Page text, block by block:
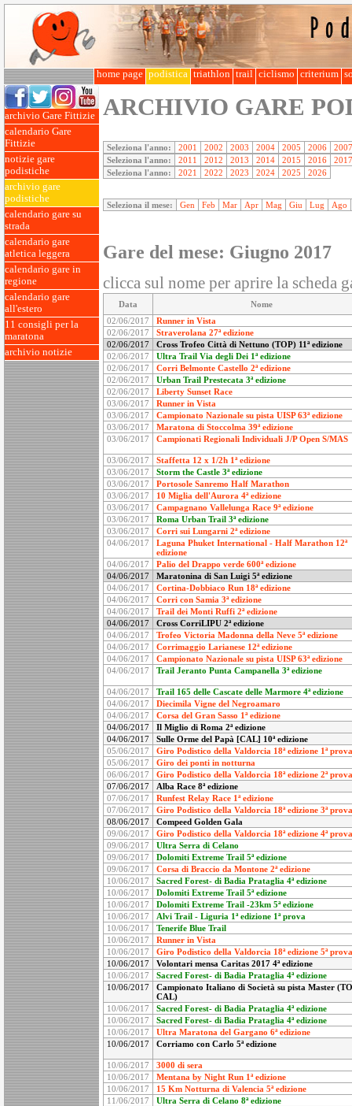
home page podistica triathlon trail ciclismo criterium
archivio Gare Fittizie
calendario Gare
Fittizie
notizie gare
podistiche
archivio gare
podistiche
calendario gare su
strada
calendario gare
atletica leggera
calendario gare in
regione
calendario gare
all'estero
11 consigli per la
maratona
archivio notizie
ARCHIVIO GARE
Seleziona l'anno: 2001 2002 2003 2004 2005 2006
2007
Seleziona l'anno:
2011 2012 2013 2014 2015 2016
2017
Seleziona l'anno:
2021 2022 2023 2024 2025 2026
Seleziona il mese: Gen Feb Mar Apr Mag Giu Lug Ago
Gare del mese: Giugno 2017
clicca sul nome per aprire la scheda
Data
Nome
02/06/2017
Runner in Vista
02/06/2017
Straverolana 27ª edizione
02/06/2017
Cross Trofeo Città di Nettuno (TOP) 11ª edizione
02/06/2017
Ultra Trail Via degli Dei 1ª edizione
02/06/2017
Corri Belmonte Castello 2ª edizione
02/06/2017
Urban Trail Prestecata 3ª edizione
02/06/2017
Liberty Sunset Race
03/06/2017
Runner in Vista
03/06/2017
Campionato Nazionale su pista UISP 63ª edizione
03/06/2017
Maratona di Stoccolma 39ª edizione
03/06/2017
Campionati Regionali Individuali J/P Open S/MAS
03/06/2017
Staffetta 12 x 1/2h 1ª edizione
03/06/2017
Storm the Castle 3ª edizione
03/06/2017
Portosole Sanremo Half Marathon
03/06/2017
10 Miglia dell'Aurora 4ª edizione
03/06/2017
Campagnano Vallelunga Race 9ª edizione
03/06/2017
Roma Urban Trail 3ª edizione
03/06/2017
Corri sui Lungarni 2ª edizione
04/06/2017
Laguna Phuket International - Half Marathon 12ª
edizione
04/06/2017
Palio del Drappo verde 600ª edizione
04/06/2017
Maratonina di San Luigi 5ª edizione
04/06/2017
Cortina-Dobbiaco Run 18ª edizione
04/06/2017
Corri con Samia 3ª edizione
04/06/2017
Trail dei Monti Ruffi 2ª edizione
04/06/2017
Cross CorriLIPU 2ª edizione
04/06/2017
Trofeo Victoria Madonna della Neve 5ª edizione
04/06/2017
Corrimaggio Larianese 12ª edizione
04/06/2017
Campionato Nazionale su pista UISP 63ª edizione
04/06/2017
Trail Jeranto Punta Campanella 3ª edizione
04/06/2017
Trail 165 delle Cascate delle Marmore 4ª edizione
04/06/2017
Diecimila Vigne del Negroamaro
04/06/2017
Corsa del Gran Sasso 1ª edizione
04/06/2017
Il Miglio di Roma 2ª edizione
04/06/2017
Sulle Orme del Papà [CAL] 10ª edizione
05/06/2017
Giro Podistico della Valdorcia 18ª edizione 1ª prova
05/06/2017
Giro dei ponti in notturna
06/06/2017
Giro Podistico della Valdorcia 18ª edizione 2ª prova
07/06/2017
Alba Race 8ª edizione
07/06/2017
Runfest Relay Race 1ª edizione
07/06/2017
Giro Podistico della Valdorcia 18ª edizione 3ª prova
08/06/2017
Compeed Golden Gala
09/06/2017
Giro Podistico della Valdorcia 18ª edizione 4ª prova
09/06/2017
Ultra Serra di Celano
09/06/2017
Dolomiti Extreme Trail 5ª edizione
09/06/2017
Corsa di Braccio da Montone 2ª edizione
10/06/2017
Sacred Forest- di Badia Prataglia 4ª edizione
10/06/2017
Dolomiti Extreme Trail 5ª edizione
10/06/2017
Dolomiti Extreme Trail -23km 5ª edizione
10/06/2017
Alvi Trail - Liguria 1ª edizione 1ª prova
10/06/2017
Tenerife Blue Trail
10/06/2017
Runner in Vista
10/06/2017
Giro Podistico della Valdorcia 18ª edizione 5ª prova
10/06/2017
Volontari mensa Caritas 2017 4ª edizione
10/06/2017
Sacred Forest- di Badia Prataglia 4ª edizione
10/06/2017
Campionato Italiano di Società su pista Master
CAL)
10/06/2017
Sacred Forest- di Badia Prataglia 4ª edizione
10/06/2017
Sacred Forest- di Badia Prataglia 4ª edizione
10/06/2017
Ultra Maratona del Gargano 6ª edizione
10/06/2017
Corriamo con Carlo 5ª edizione
10/06/2017
3000 di sera
10/06/2017
Mentana by Night Run 1ª edizione
10/06/2017
15 Km Notturna di Valencia 5ª edizione
11/06/2017
Ultra Serra di Celano 8ª edizione